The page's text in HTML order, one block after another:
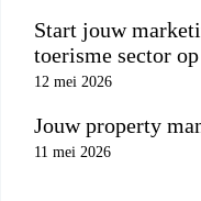
Start jouw
toerisme sector
12 mei 2026
Jouw property
11 mei 2026